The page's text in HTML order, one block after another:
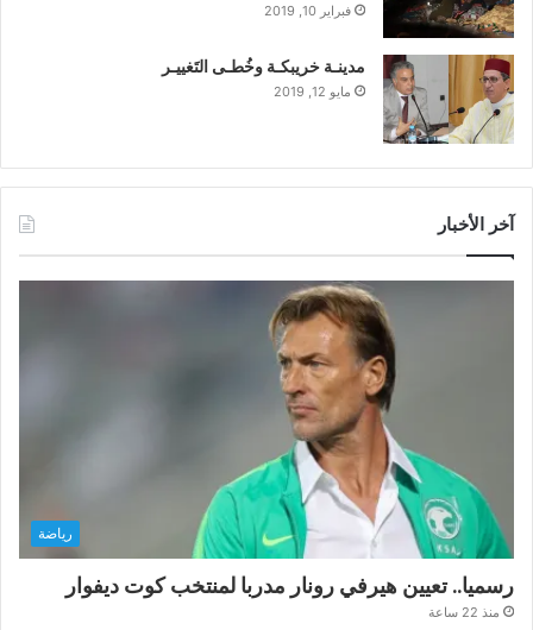
فبراير 10, 2019
مدينـة خريبكـة وخُطـى التَغييـر
مايو 12, 2019
آخر الأخبار
رياضة
رسميا.. تعيين هيرفي رونار مدربا لمنتخب كوت ديفوار
منذ 22 ساعة